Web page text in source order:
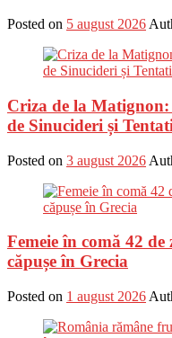
Posted on 5 august 2026
Criza de la Matignon:
de Sinucideri și
Posted on 3 august 2026
Femeie în comă 42
căpușe în Grecia
Posted on 1 august 2026